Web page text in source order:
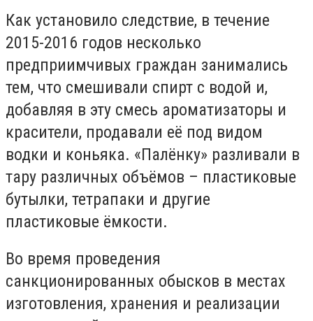
Как установило следствие, в течение
2015-2016 годов несколько
предприимчивых граждан занимались
тем, что смешивали спирт с водой и,
добавляя в эту смесь ароматизаторы и
красители, продавали её под видом
водки и коньяка. «Палёнку» разливали в
тару различных объёмов – пластиковые
бутылки, тетрапаки и другие
пластиковые ёмкости.
Во время проведения
санкционированных обысков в местах
изготовления, хранения и реализации